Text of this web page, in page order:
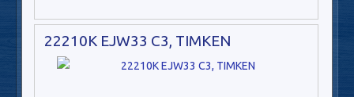
22210K EJW33 C3, TIMKEN